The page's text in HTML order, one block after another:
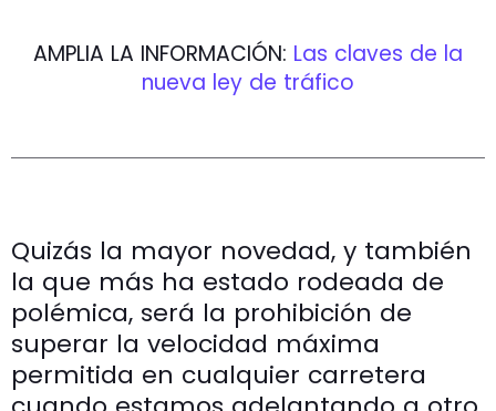
AMPLIA LA INFORMACIÓN: Las claves de la
nueva ley de tráfico
Quizás la mayor novedad, y también
la que más ha estado rodeada de
polémica, será la prohibición de
superar la velocidad máxima
permitida en cualquier carretera